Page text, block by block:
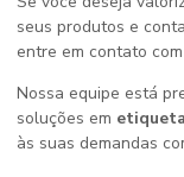
seus produtos e
entre em contato
Nossa equipe está
soluções em
às suas demandas